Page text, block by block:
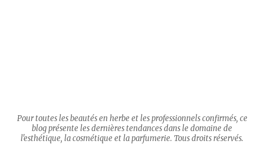
Pour toutes les beautés en herbe et les professionnels confirmés, ce
blog présente les dernières tendances dans le domaine de
l'esthétique, la cosmétique et la parfumerie. Tous droits réservés.